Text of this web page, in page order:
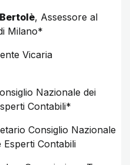
, Assessore al
Milano*
Vicaria
Nazionale dei
Contabili*
Consiglio Nazionale
Esperti Contabili